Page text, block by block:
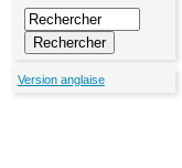
Version anglaise